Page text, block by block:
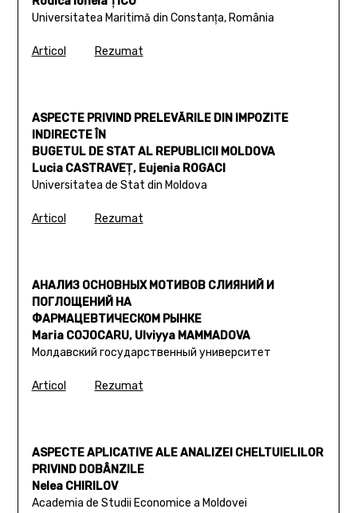
Universitatea Maritimă din Constanţa, România
Articol Rezumat
ASPECTE PRIVIND PRELEVĂRILE DIN IMPOZITE
INDIRECTE ÎN
BUGETUL DE STAT AL REPUBLICII MOLDOVA
Lucia CASTRAVEŢ, Eujenia ROGACI
Universitatea de Stat din Moldova
Articol Rezumat
АНАЛИЗ ОСНОВНЫХ МОТИВОВ СЛИЯНИЙ И
ПОГЛОЩЕНИЙ НА
ФАРМАЦЕВТИЧЕСКОМ РЫНКЕ
Maria COJOCARU, Ulviyya MAMMADOVA
Молдавский государственный университет
Articol Rezumat
ASPECTE APLICATIVE ALE ANALIZEI CHELTUIELILOR
PRIVIND DOBÂNZILE
Nelea CHIRILOV
Academia de Studii Economice a Moldovei